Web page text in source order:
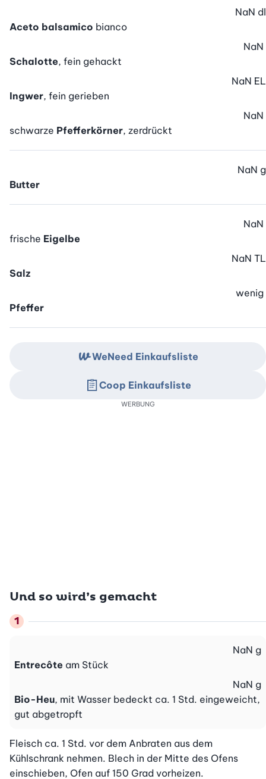
Aceto balsamico bianco
NaN dl
Schalotte, fein gehackt
NaN
Ingwer, fein gerieben
NaN EL
schwarze Pfefferkörner, zerdrückt
NaN
Butter
NaN g
frische Eigelbe
NaN
Salz
NaN TL
Pfeffer
wenig
Und so wird’s gemacht
Entrecôte am Stück
NaN g
Bio-Heu, mit Wasser bedeckt ca. 1 Std. eingeweicht,
gut abgetropft
NaN g
Fleisch ca. 1 Std. vor dem Anbraten aus dem
Kühlschrank nehmen. Blech in der Mitte des Ofens
einschieben, Ofen auf 150 Grad vorheizen.
WeNeed Einkaufsliste
Coop Einkaufsliste
WERBUNG